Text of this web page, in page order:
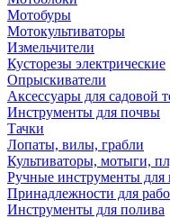
Мотобуры
Мотокультиваторы
Измельчители
Кусторезы электрические
Опрыскиватели
Аксессуары для садовой
Инструменты для почвы
Тачки
Лопаты, вилы, грабли
Культиваторы, мотыги,
Ручные инструменты для
Принадлежности для
Инструменты для полива